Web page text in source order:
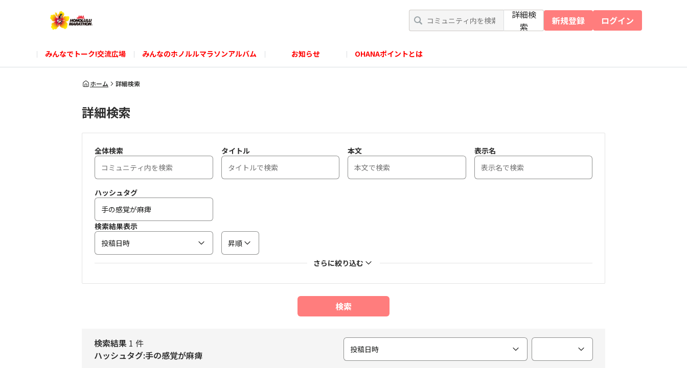
詳細検
索
新規登録 ログイン
みんなでトーク!交流広場 みんなのホノルルマラソンアルバム お知らせ OHANAポイントとは
ホーム 詳細検索
詳細検索
全体検索 タイトル 本文 表示名
ハッシュタグ
検索結果表示
投稿日時
昇順
さらに絞り込む
検索
検索結果 1 件
ハッシュタグ:手の感覚が麻痺
投稿日時